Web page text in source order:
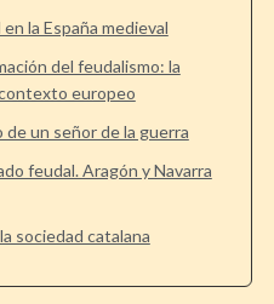
la España medieval
del feudalismo: la
europeo
de un señor de la guerra
feudal. Aragón y Navarra
sociedad catalana